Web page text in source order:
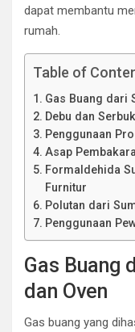
dapat membantu
rumah.
Table of
Gas Buang dari
Debu dan Serbuk
Penggunaan
Asap
Formaldehida
Furnitur
Polutan dari
Penggunaan
Gas Buang
dan Oven
Gas buang yang